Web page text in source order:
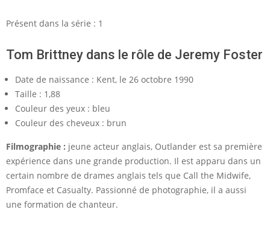
Présent dans la série : 1
Tom Brittney dans le rôle de Jeremy Foster
Date de naissance : Kent, le 26 octobre 1990
Taille : 1,88
Couleur des yeux : bleu
Couleur des cheveux : brun
Filmographie : jeune acteur anglais, Outlander est sa première
expérience dans une grande production. Il est apparu dans un
certain nombre de drames anglais tels que Call the Midwife,
Promface et Casualty. Passionné de photographie, il a aussi
une formation de chanteur.